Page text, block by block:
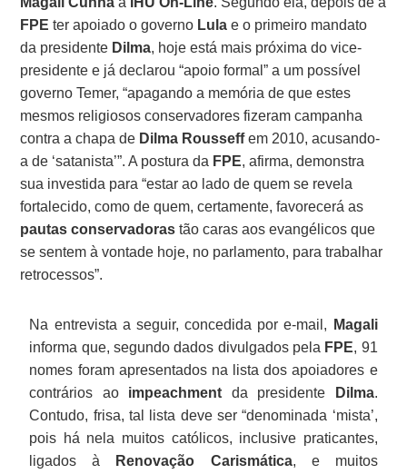
FPE ter apoiado o governo Lula e o primeiro mandato
da presidente Dilma, hoje está mais próxima do vice-
presidente e já declarou “apoio formal” a um possível
governo Temer, “apagando a memória de que estes
mesmos religiosos conservadores fizeram campanha
contra a chapa de Dilma Rousseffem 2010, acusando-
a de ‘satanista’”. A postura da FPE, afirma, demonstra
sua investida para “estar ao lado de quem se revela
fortalecido, como de quem, certamente, favorecerá as
pautas conservadoras tão caras aos evangélicos que
se sentem à vontade hoje, no parlamento, para trabalhar
retrocessos”.
Na entrevista a seguir, concedida por e-mail,
Magali
informa que, segundo dados divulgados pela FPE, 91
nomes foram apresentados na lista dos apoiadores e
contrários ao impeachment da presidente Dilma.
Contudo, frisa, tal lista deve ser “denominada ‘mista’,
pois há nela muitos católicos, inclusive praticantes,
ligados à
Renovação Carismática, e muitos